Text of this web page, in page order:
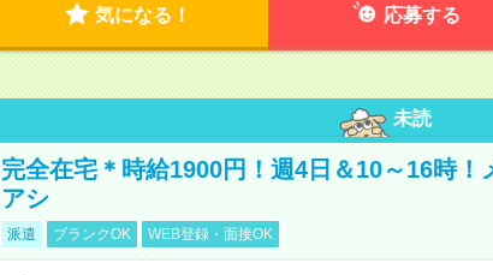
気になる！ 応募する
未読
完全在宅＊時給1900円！週4日＆10～16時
アシ
派遣 ブランクOK WEB登録・面接OK